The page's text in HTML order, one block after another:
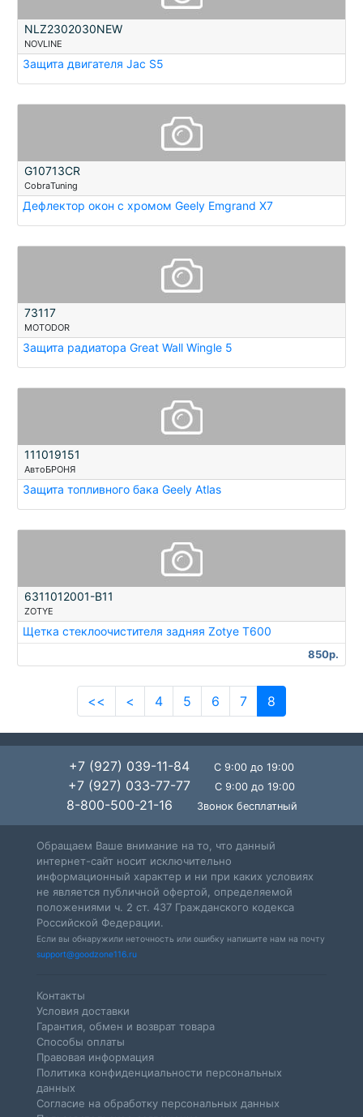
NLZ2302030NEW
NOVLINE
Защита двигателя Jac S5
G10713CR
CobraTuning
Дефлектор окон с хромом Geely Emgrand X7
73117
MOTODOR
Защита радиатора Great Wall Wingle 5
111019151
АвтоБРОНЯ
Защита топливного бака Geely Atlas
6311012001-B11
ZOTYE
Щетка стеклоочистителя задняя Zotye T600
850р.
<< < 4 5 6 7 8
+7 (927) 039-11-84 С 9:00 до 19:00
+7 (927) 033-77-77 С 9:00 до 19:00
8-800-500-21-16 Звонок бесплатный
Обращаем Ваше внимание на то, что данный
интернет-сайт носит исключительно
информационный характер и ни при каких условиях
не является публичной офертой, определяемой
положениями ч. 2 ст. 437 Гражданского кодекса
Российской Федерации.
Если вы обнаружили неточность или ошибку напишите нам на почту
support@goodzone116.ru
Контакты
Условия доставки
Гарантия, обмен и возврат товара
Способы оплаты
Правовая информация
Политика конфиденциальности персональных
данных
Согласие на обработку персональных данных